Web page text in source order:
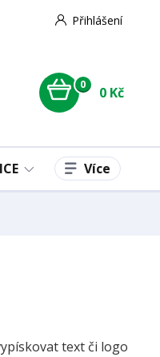
Přihlášení
0 0 Kč
Více
text či logo